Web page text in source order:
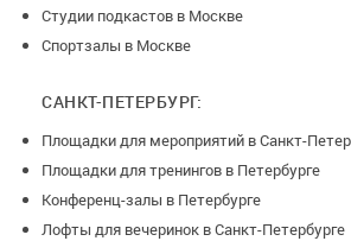
Студии подкастов в Москве
Спортзалы в Москве
САНКТ-ПЕТЕРБУРГ:
Площадки для мероприятий в Санкт-
Площадки для тренингов в Петербурге
Конференц-залы в Петербурге
Лофты для вечеринок в Санкт-Петербурге